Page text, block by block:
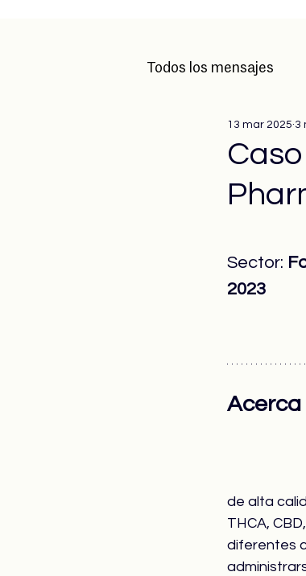
Todos los mensajes
13 mar 2025 3
Sector:
2023
Acerca
de alta
THCA,
diferentes